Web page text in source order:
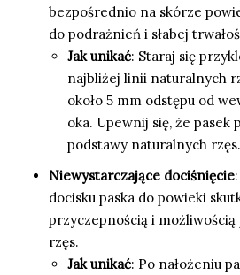
bezpośrednio na skórze
do podrażnień i słabej
Jak unikać: Staraj się
najbliżej linii naturalnych
około 5 mm odstępu od
oka. Upewnij się, że pasek
podstawy naturalnych rzęs.
Niewystarczające dociśnięcie
docisku paska do powieki
przyczepnością i możliwością
rzęs.
Jak unikać: Po nałożeniu